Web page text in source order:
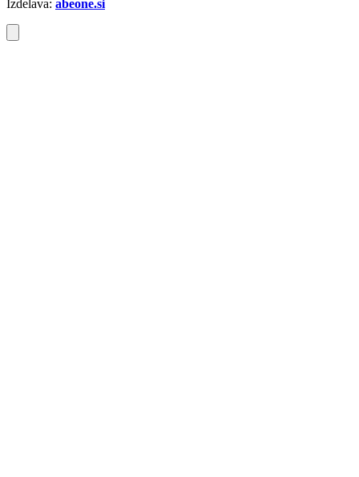
Izdelava: abeone.si